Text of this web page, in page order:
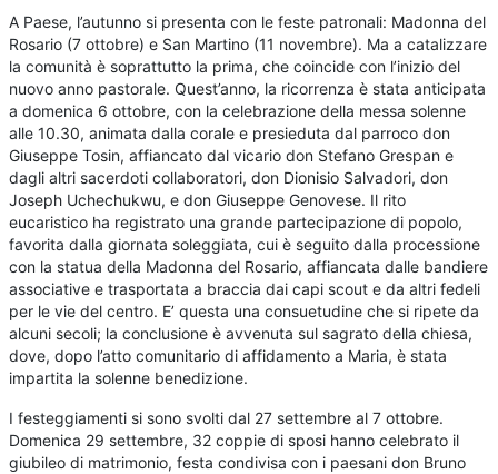
A Paese, l’autunno si presenta con le feste patronali: Madonna del
Rosario (7 ottobre) e San Martino (11 novembre). Ma a catalizzare
la comunità è soprattutto la prima, che coincide con l’inizio del
nuovo anno pastorale. Quest’anno, la ricorrenza è stata anticipata
a domenica 6 ottobre, con la celebrazione della messa solenne
alle 10.30, animata dalla corale e presieduta dal parroco don
Giuseppe Tosin, affiancato dal vicario don Stefano Grespan e
dagli altri sacerdoti collaboratori, don Dionisio Salvadori, don
Joseph Uchechukwu, e don Giuseppe Genovese. Il rito
eucaristico ha registrato una grande partecipazione di popolo,
favorita dalla giornata soleggiata, cui è seguito dalla processione
con la statua della Madonna del Rosario, affiancata dalle bandiere
associative e trasportata a braccia dai capi scout e da altri fedeli
per le vie del centro. E’ questa una consuetudine che si ripete da
alcuni secoli; la conclusione è avvenuta sul sagrato della chiesa,
dove, dopo l’atto comunitario di affidamento a Maria, è stata
impartita la solenne benedizione.
I festeggiamenti si sono svolti dal 27 settembre al 7 ottobre.
Domenica 29 settembre, 32 coppie di sposi hanno celebrato il
giubileo di matrimonio, festa condivisa con i paesani don Bruno